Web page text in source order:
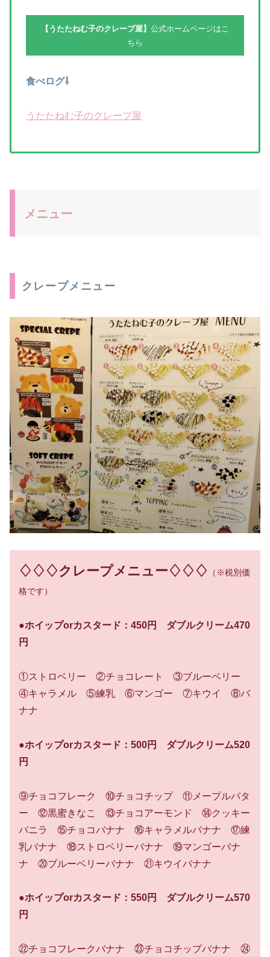
【うたたねむ子のクレープ屋】 公式ホームページはこ
ちら
食べログ⇩
うたたねむ子のクレープ屋
メニュー
クレープメニュー
♢♢♢クレープメニュー♢♢♢ （ ※税別価
格です）
●ホイップorカスタード：450円 ダブルクリーム470
円
①ストロベリー ②チョコレート ③ブルーベリー
④キャラメル ⑤練乳 ⑥マンゴー ⑦キウイ ⑧バ
ナナ
●ホイップorカスタード：500円 ダブルクリーム520
円
⑨チョコフレーク ⑩チョコチップ ⑪メープルバタ
ー ⑫黒蜜きなこ ⑬チョコアーモンド ⑭クッキー
バニラ ⑮チョコバナナ ⑯キャラメルバナナ ⑰練
乳バナナ ⑱ストロベリーバナナ ⑲マンゴーバナ
ナ ⑳ブルーベリーバナナ ㉑キウイバナナ
●ホイップorカスタード：550円 ダブルクリーム570
円
㉒チョコフレークバナナ ㉓チョコチップバナナ ㉔